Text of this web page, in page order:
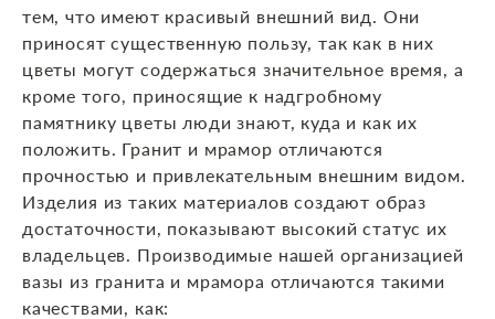
тем, что имеют красивый внешний вид. Они
приносят существенную пользу, так как в них
цветы могут содержаться значительное время, а
кроме того, приносящие к надгробному
памятнику цветы люди знают, куда и как их
положить. Гранит и мрамор отличаются
прочностью и привлекательным внешним видом.
Изделия из таких материалов создают образ
достаточности, показывают высокий статус их
владельцев. Производимые нашей организацией
вазы из гранита и мрамора отличаются такими
качествами, как: